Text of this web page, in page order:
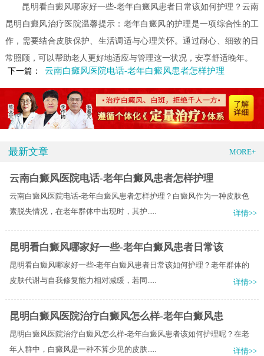
昆明看白癜风哪家好一些-老年白癜风患者日常该如何护理？云南
昆明白癜风治疗医院温馨提示：老年白癜风的护理是一项综合性的工
作，需要结合皮肤保护、生活调适与心理关怀。通过耐心、细致的日
常照顾，可以帮助老人更好地适应与管理这一状况，安享舒适晚年。
下一篇：
云南白癜风医院电话-老年白癜风患者怎样护理
最新文章 MORE+
云南白癜风医院电话-老年白癜风患者怎样护理
云南白癜风医院电话-老年白癜风患者怎样护理？白癜风作为一种皮肤色
素脱失情况，在老年群体中出现时，其护.....
详情>>
昆明看白癜风哪家好一些-老年白癜风患者日常该
昆明看白癜风哪家好一些-老年白癜风患者日常该如何护理？老年群体的
皮肤代谢与自我修复能力相对减缓，若同.....
详情>>
昆明白癜风医院治疗白癜风怎么样-老年白癜风患
昆明白癜风医院治疗白癜风怎么样-老年白癜风患者该如何护理呢？在老
年人群中，白癜风是一种不算少见的皮肤.....
详情>>